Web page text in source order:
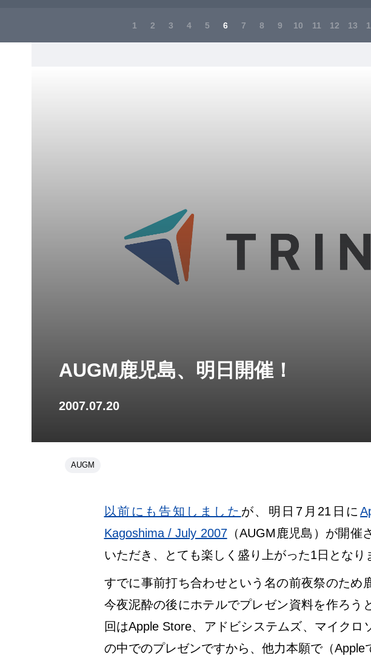
1 2 3 4 5 6 7 8 9 10 11 12 13
AUGM鹿児島、明日開催！
2007.07.20
AUGM
以前にも告知しました が、明日7月21日に
Kagoshima / July 2007（AUGM鹿児島）が開催
いただき、とても楽しく盛り上がった1日となり
すでに事前打ち合わせという名の前夜祭のため
今夜泥酔の後にホテルでプレゼン資料を作ろう
回はApple Store、アドビシステムズ、マイクロ
の中でのプレゼンですから、他力本願で（Apple